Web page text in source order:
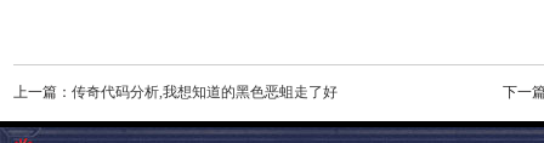
上一篇： 传奇代码分析,我想知道的黑色恶蛆走了好 下一